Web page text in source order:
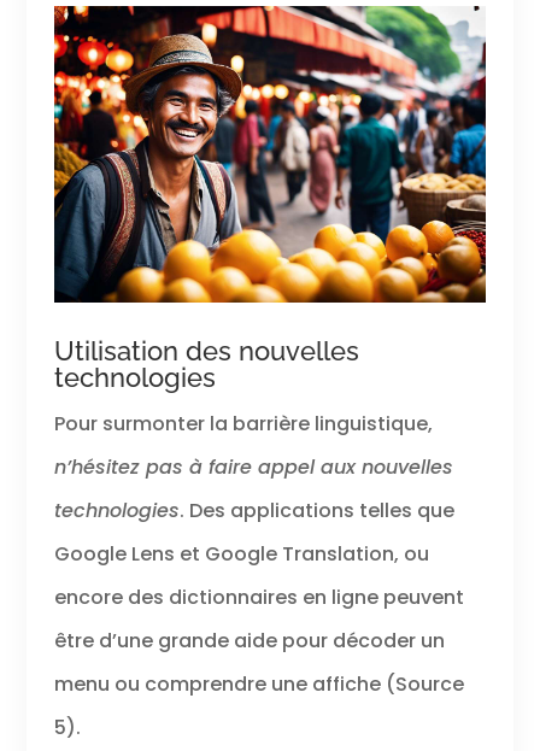
Utilisation des nouvelles
technologies
Pour surmonter la barrière linguistique,
n’hésitez pas à faire appel aux nouvelles
technologies. Des applications telles que
Google Lens et Google Translation, ou
encore des dictionnaires en ligne peuvent
être d’une grande aide pour décoder un
menu ou comprendre une affiche (Source
5).